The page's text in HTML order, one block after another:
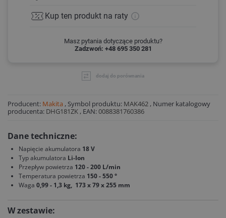
Kup ten produkt na raty
Masz pytania dotyczące produktu?
Zadzwoń: +48 695 350 281
dodaj do porównania
Producent: Makita , Symbol produktu: MAK462 , Numer katalogowy
producenta: DHG181ZK , EAN:0088381760386
Dane techniczne:
Napięcie akumulatora 18 V
Typ akumulatora Li-Ion
Przepływ powietrza 120 - 200 L/min
Temperatura powietrza 150 - 550 °
Waga 0,99 - 1,3 kg, 173 x 79 x 255 mm
W zestawie: